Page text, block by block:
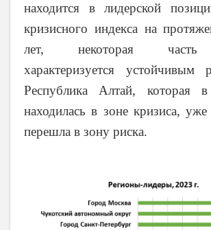
находится в лидерской
кризисного индекса на
лет, некоторая часть
характеризуется устойчивым
Республика Алтай, которая
находилась в зоне кризиса,
перешла в зону риска.